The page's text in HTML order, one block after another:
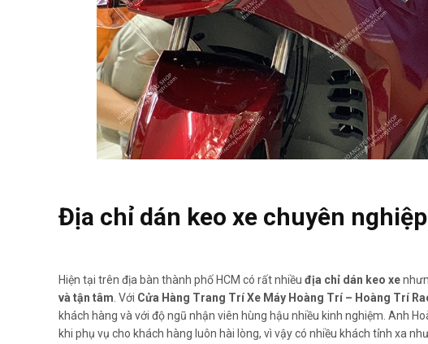
Địa chỉ dán keo xe chuyên
Hiện tại trên địa bàn thành phố HCM có rất nhiều địa chỉ dán keo xe
và tận tâm. Với Cửa Hàng Trang Trí Xe Máy Hoàng Trí – Hoàng Trí
khách hàng và với độ ngũ nhận viên hùng hậu nhiều kinh nghiệm. Anh
khi phụ vụ cho khách hàng luôn hài lòng, vì vậy có nhiều khách tỉnh xa